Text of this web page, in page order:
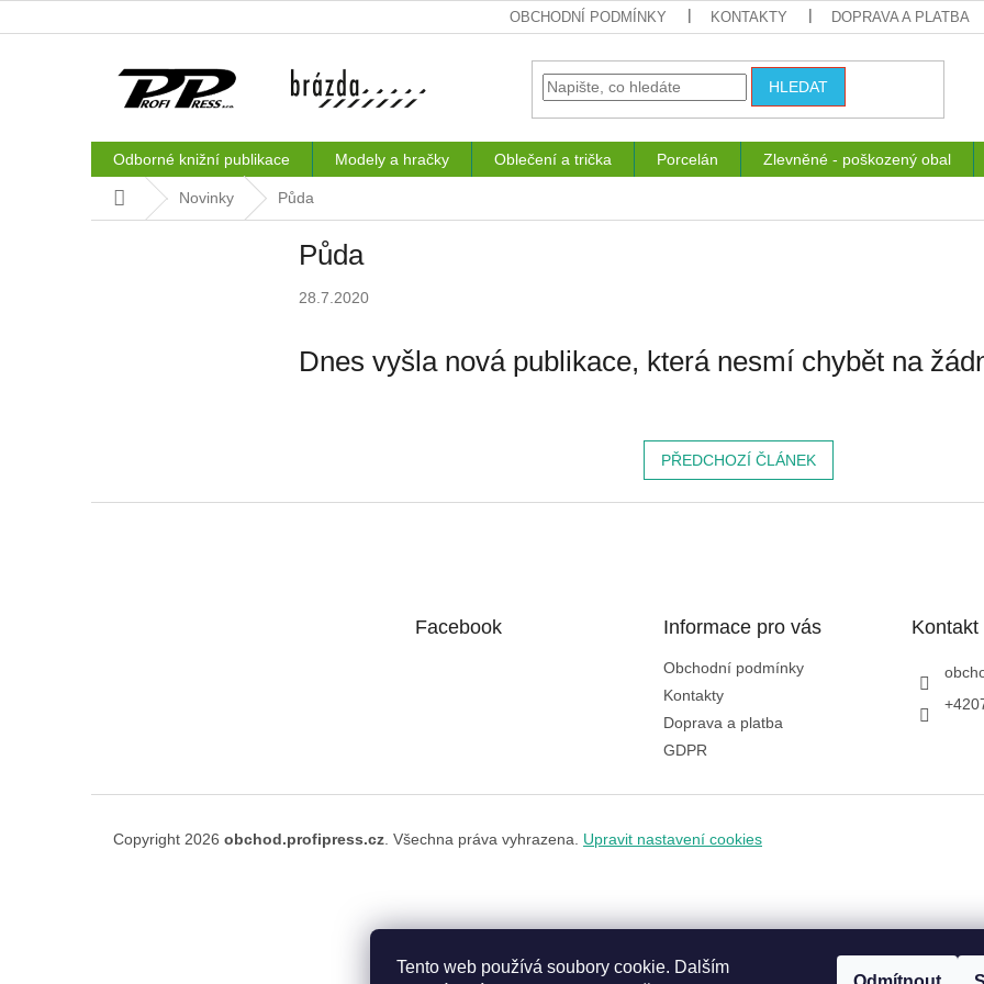
Tento web používá soubory cookie. Dalším
na
OBCHODNÍ PODMÍNKY KONTAKTY DOPRAVA A PLATBA
HLEDAT
Odborné knižní publikace Modely a hračky Oblečení a trička Porcelán Zlevněné - poškozený obal
Domů Novinky Půda
Půda
28.7.2020
Dnes vyšla nová publikace, která nesmí chybět na
PŘEDCHOZÍ ČLÁNEK
Facebook Informace pro vás
Obchodní podmínky
Kontakty
Doprava a platba
GDPR
Kontakt
Copyright 2026 obchod.profipress.cz . Všechna práva vyhrazena. Upravit nastavení cookies